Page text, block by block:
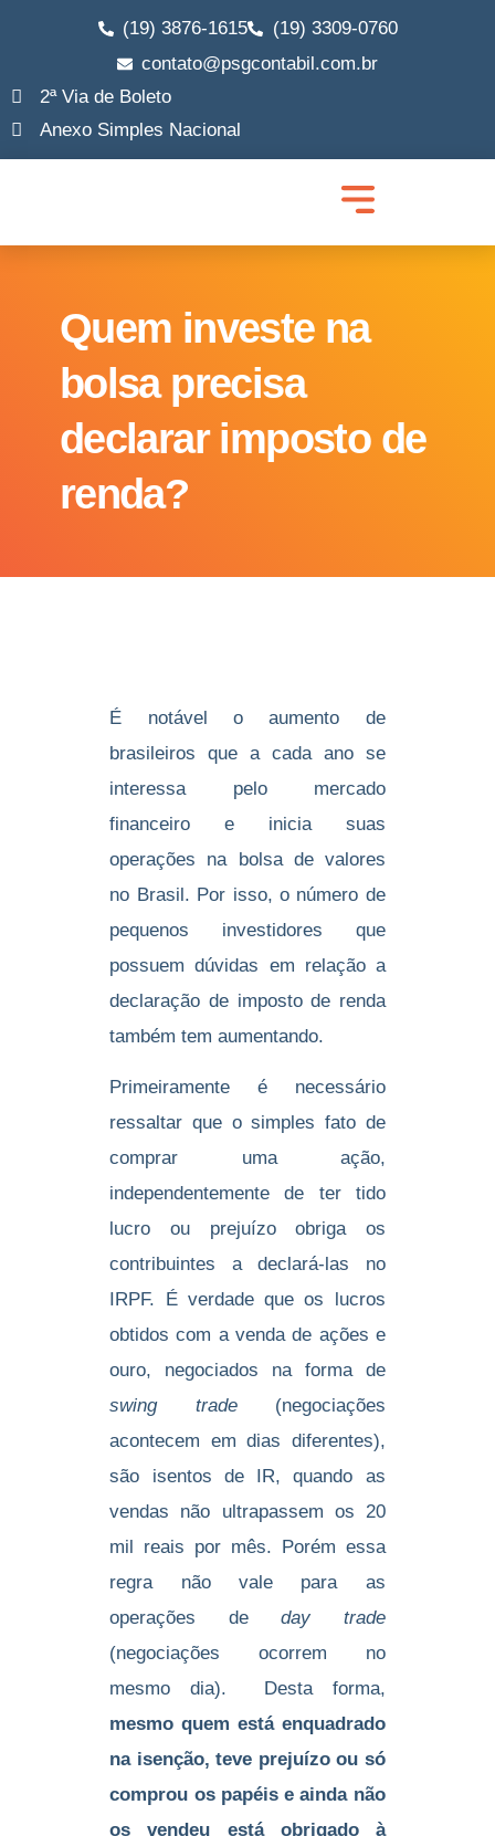
(19) 3876-1615
(19) 3309-0760
contato@psgcontabil.com.br
2ª Via de Boleto
Anexo Simples Nacional
Quem investe na
bolsa precisa
declarar imposto de
renda?
É notável o aumento de
brasileiros que a cada ano se
interessa pelo mercado
financeiro e inicia suas
operações na bolsa de valores
no Brasil. Por isso, o número de
pequenos investidores que
possuem dúvidas em relação a
declaração de imposto de renda
também tem aumentando.
Primeiramente é necessário
ressaltar que o simples fato de
comprar uma ação,
independentemente de ter tido
lucro ou prejuízo obriga os
contribuintes a declará-las no
IRPF. É verdade que os lucros
obtidos com a venda de ações e
ouro, negociados na forma de
swing trade (negociações
acontecem em dias diferentes),
são isentos de IR, quando as
vendas não ultrapassem os 20
mil reais por mês. Porém essa
regra não vale para as
operações deday trade
(negociações ocorrem no
mesmo dia). Desta forma,
mesmo quem está enquadrado
na isenção, teve prejuízo ou só
comprou os papéis e ainda não
os vendeu está obrigado à